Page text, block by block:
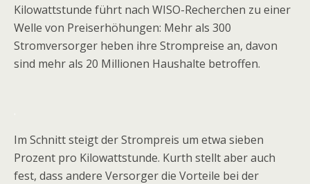
Kilowattstunde führt nach WISO-Recherchen zu einer
Welle von Preiserhöhungen: Mehr als 300
Stromversorger heben ihre Strompreise an, davon
sind mehr als 20 Millionen Haushalte betroffen.
Im Schnitt steigt der Strompreis um etwa sieben
Prozent pro Kilowattstunde. Kurth stellt aber auch
fest, dass andere Versorger die Vorteile bei der